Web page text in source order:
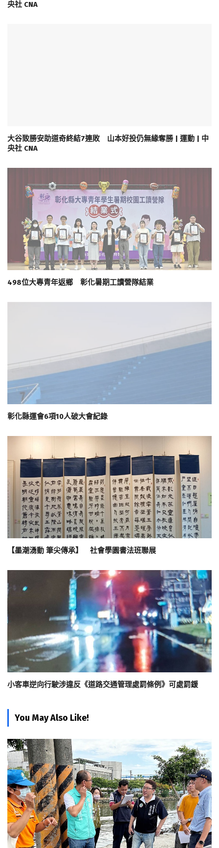
央社 CNA
大谷致勝安助道奇終結7連敗 山本好投仍無緣奪勝 | 運動 | 中
央社 CNA
498位大專青年返鄉 彰化暑期工讀營隊結業
彰化縣運會6項10人破大會紀錄
【墨潮湧動 筆尖傳承】 社會學園書法班聯展
小客車逆向行駛涉違反《道路交通管理處罰條例》可處罰鍰
You May Also Like!